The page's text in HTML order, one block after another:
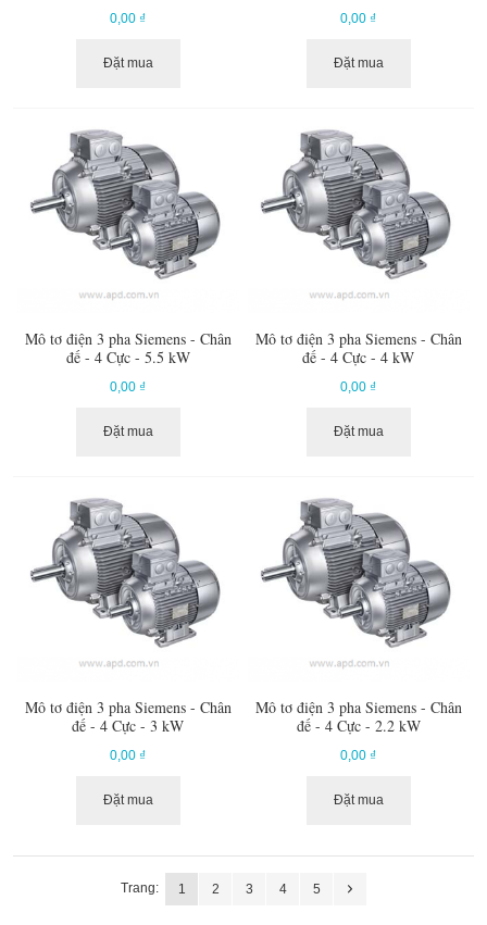
0,00 ₫
Đặt mua
0,00 ₫
Đặt mua
Mô tơ điện 3 pha Siemens - Chân
đế - 4 Cực - 5.5 kW
0,00 ₫
Đặt mua
Mô tơ điện 3 pha Siemens - Chân
đế - 4 Cực - 4 kW
0,00 ₫
Đặt mua
Mô tơ điện 3 pha Siemens - Chân
đế - 4 Cực - 3 kW
0,00 ₫
Đặt mua
Mô tơ điện 3 pha Siemens - Chân
đế - 4 Cực - 2.2 kW
0,00 ₫
Đặt mua
Trang: 1 2 3 4 5